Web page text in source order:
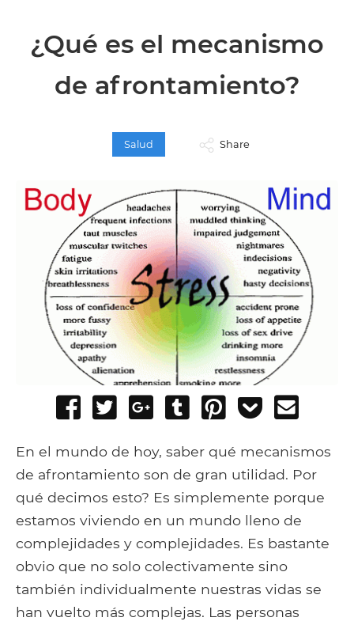
¿Qué es el mecanismo
de afrontamiento?
Salud Share
Share
Facebook
Tweet
Share
Google+
Post
Tumblr
Pin
Add
Pocket
En el mundo de hoy, saber qué mecanismos
de afrontamiento son de gran utilidad. Por
qué decimos esto? Es simplemente porque
estamos viviendo en un mundo lleno de
complejidades y complejidades. Es bastante
obvio que no solo colectivamente sino
también individualmente nuestras vidas se
han vuelto más complejas. Las personas